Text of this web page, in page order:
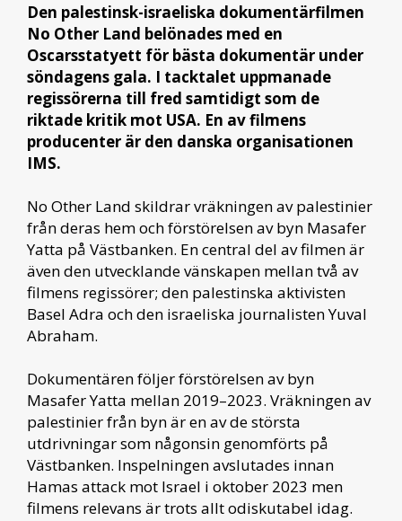
Den palestinsk-israeliska dokumentärfilmen
No Other Land belönades med en
Oscarsstatyett för bästa dokumentär under
söndagens gala. I tacktalet uppmanade
regissörerna till fred samtidigt som de
riktade kritik mot USA. En av filmens
producenter är den danska organisationen
IMS.
No Other Land skildrar vräkningen av palestinier
från deras hem och förstörelsen av byn Masafer
Yatta på Västbanken. En central del av filmen är
även den utvecklande vänskapen mellan två av
filmens regissörer; den palestinska aktivisten
Basel Adra och den israeliska journalisten Yuval
Abraham.
Dokumentären följer förstörelsen av byn
Masafer Yatta mellan 2019–2023. Vräkningen av
palestinier från byn är en av de största
utdrivningar som någonsin genomförts på
Västbanken. Inspelningen avslutades innan
Hamas attack mot Israel i oktober 2023 men
filmens relevans är trots allt odiskutabel idag.